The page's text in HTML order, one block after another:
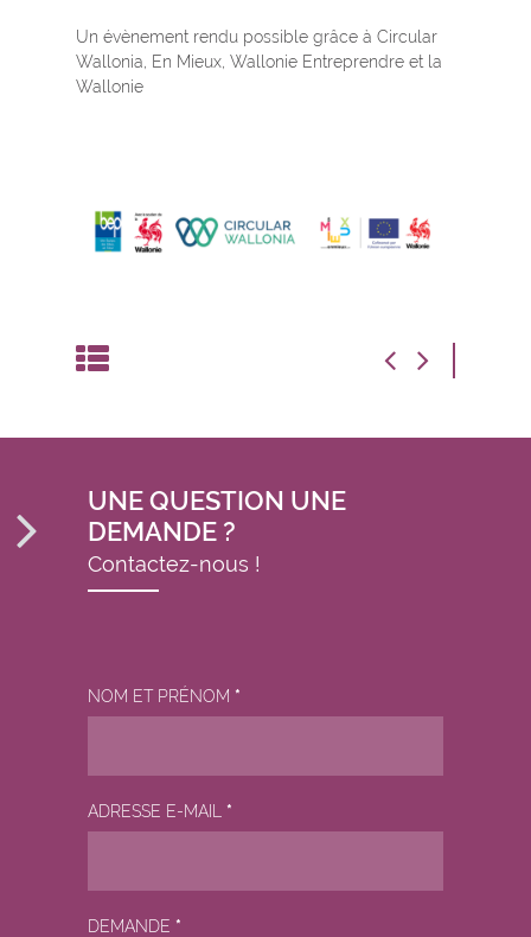
Un évènement rendu possible grâce à Circular
Wallonia, En Mieux, Wallonie Entreprendre et la
Wallonie
UNE QUESTION UNE
DEMANDE ?
Contactez-nous !
NOM ET PRÉNOM *
ADRESSE E-MAIL *
DEMANDE *